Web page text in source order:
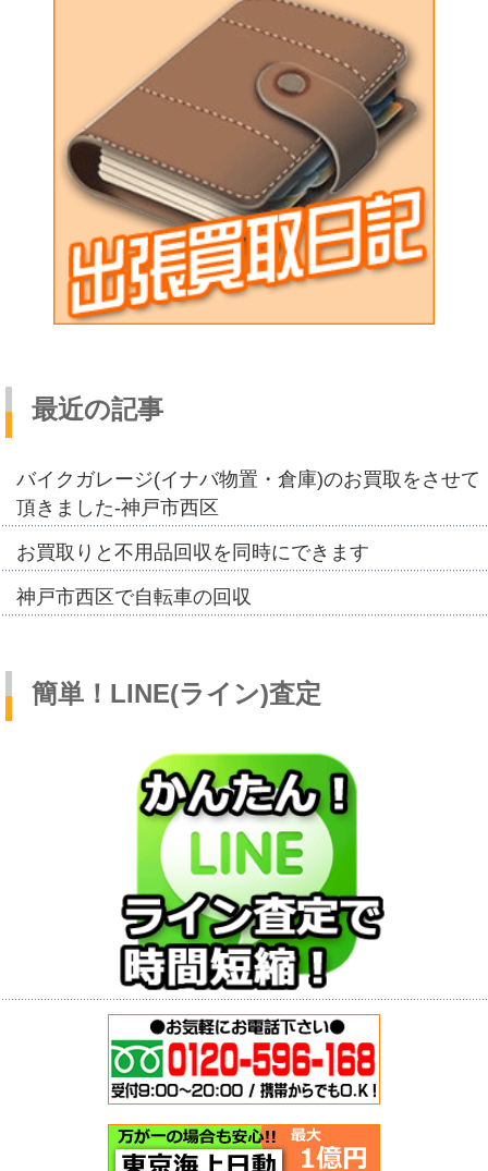
最近の記事
バイクガレージ(イナバ物置・倉庫)のお買取をさせて
頂きました-神戸市西区
お買取りと不用品回収を同時にできます
神戸市西区で自転車の回収
簡単！LINE(ライン)査定